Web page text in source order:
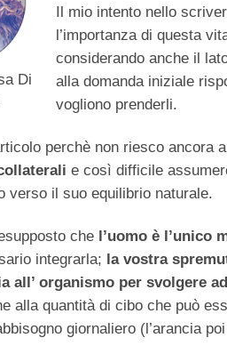
Di
Il mio intento nello
l’importanza di questa
considerando anche il
alla domanda iniziale
vogliono prenderli.
perchè non riesco ancora
e così difficile
verso il suo equilibrio naturale.
che l’uomo è l’unico
integrarla; la vostra
all’ organismo per svolgere
alla quantità di cibo che può
giornaliero (l’arancia